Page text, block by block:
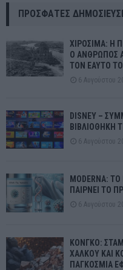
ΠΡΌΣΦΑΤΕΣ
ΧΙΡΟΣΙΜΑ: Η
Ο ΑΝΘΡΩΠΟΣ
ΤΟΝ ΕΑΥΤΟ
6 Αυγούστου
DISNEY –
ΒΙΒΛΙΟΘΗΚΗ
6 Αυγούστου
MODERNA:
ΠΑΙΡΝΕΙ ΤΟ
6 Αυγούστου
ΚΟΝΓΚΟ:
ΧΑΛΚΟΥ ΚΑΙ
ΠΑΓΚΟΣΜΙΑ